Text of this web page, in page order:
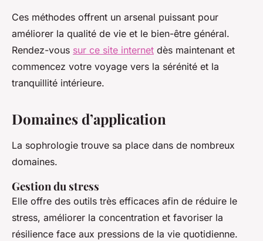
Ces méthodes offrent un arsenal puissant pour
améliorer la qualité de vie et le bien-être général.
Rendez-vous sur ce site internet dès maintenant et
commencez votre voyage vers la sérénité et la
tranquillité intérieure.
Domaines d’application
La sophrologie trouve sa place dans de nombreux
domaines.
Gestion du stress
Elle offre des outils très efficaces afin de réduire le
stress, améliorer la concentration et favoriser la
résilience face aux pressions de la vie quotidienne.